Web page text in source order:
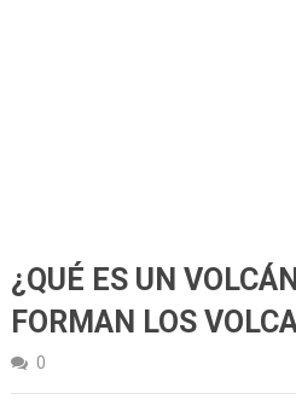
¿QUÉ ES UN
FORMAN LOS
0